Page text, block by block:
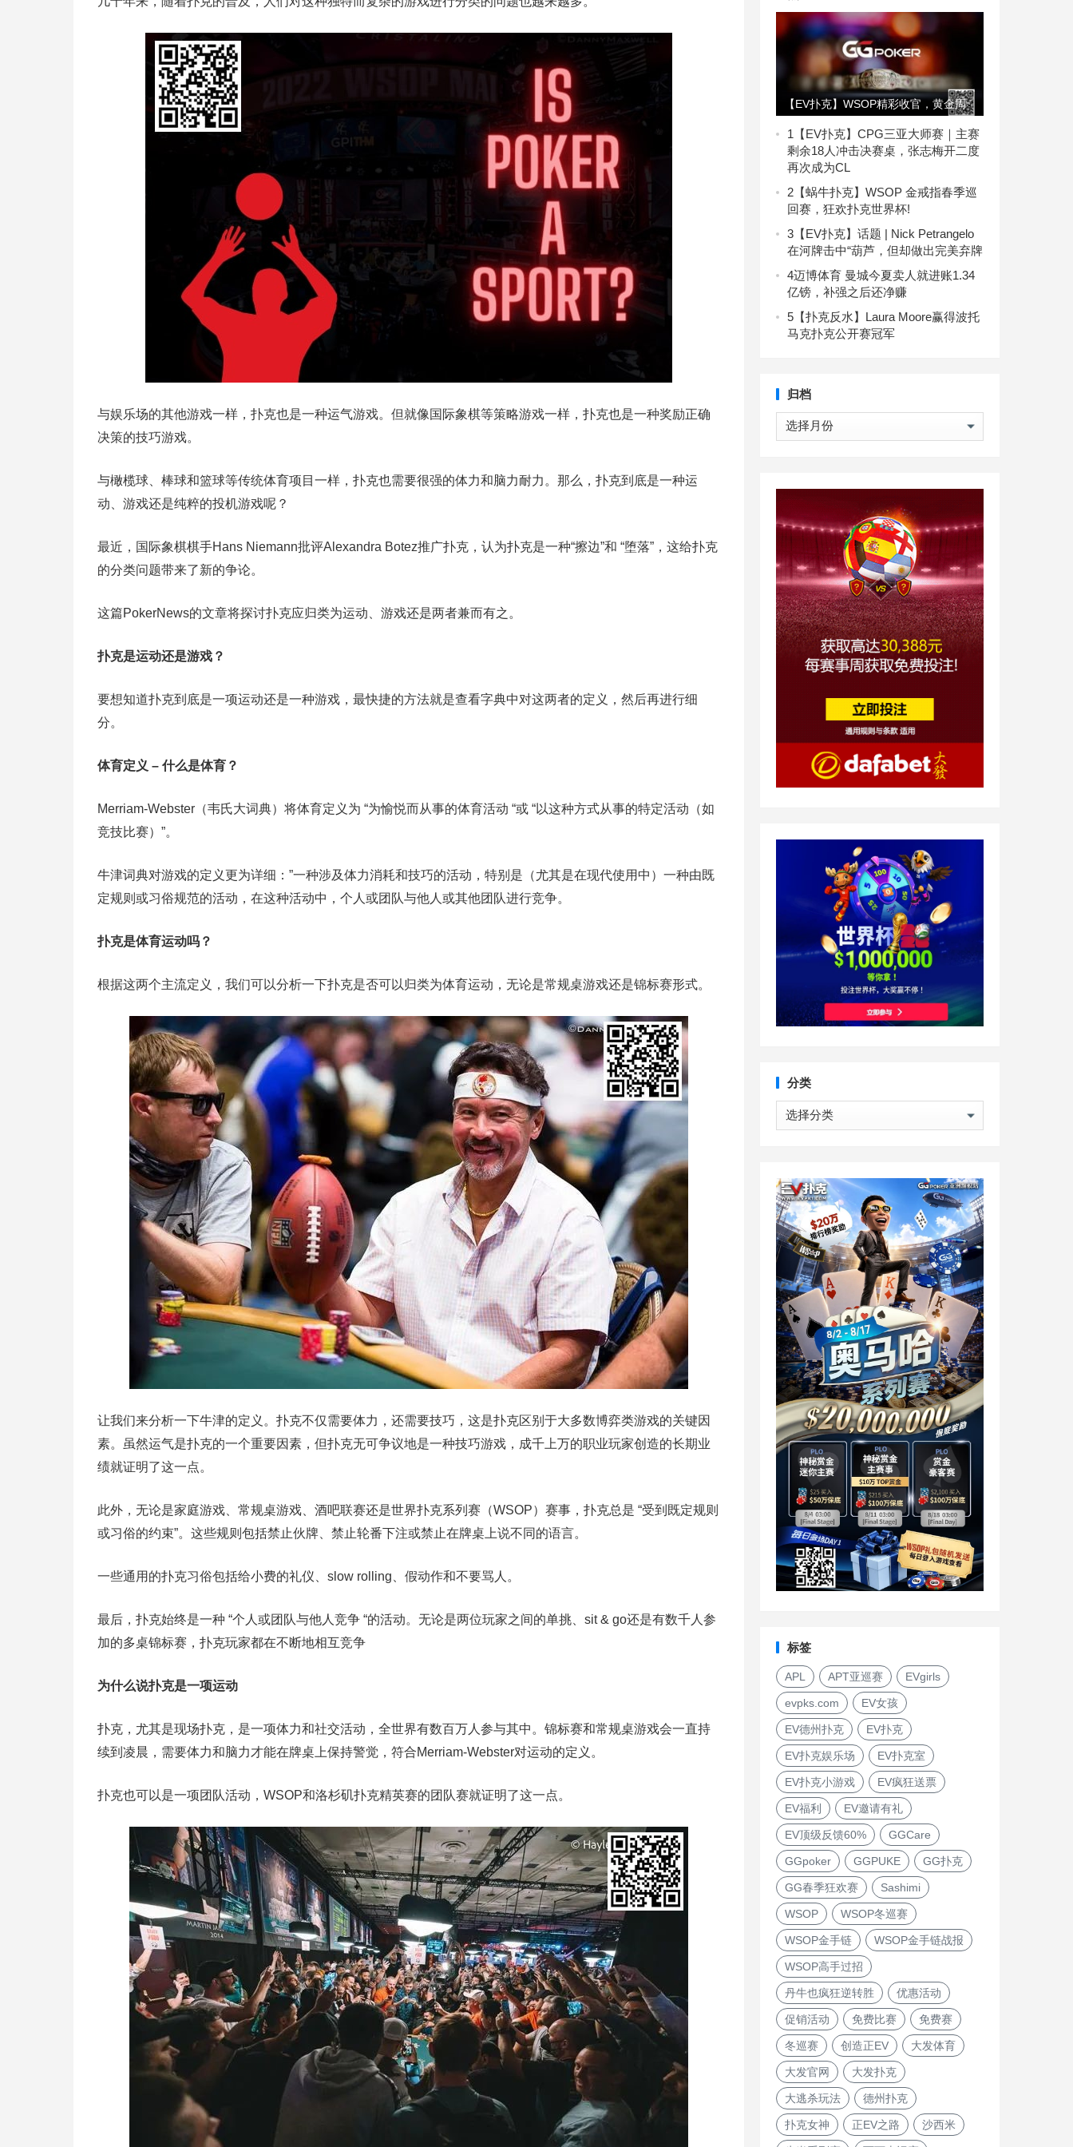
与娱乐场的其他游戏一样，扑克也是一种运气游戏。但就像国际象棋等策略游戏一样，扑克也是一种奖励正确
决策的技巧游戏。
与橄榄球、棒球和篮球等传统体育项目一样，扑克也需要很强的体力和脑力耐力。那么，扑克到底是一种运
动、游戏还是纯粹的投机游戏呢？
最近，国际象棋棋手Hans Niemann批评Alexandra Botez推广扑克，认为扑克是一种“擦边”和 “堕落”，这给扑克
的分类问题带来了新的争论。
这篇PokerNews的文章将探讨扑克应归类为运动、游戏还是两者兼而有之。
扑克是运动还是游戏？
要想知道扑克到底是一项运动还是一种游戏，最快捷的方法就是查看字典中对这两者的定义，然后再进行细
分。
体育定义 – 什么是体育？
Merriam-Webster（韦氏大词典）将体育定义为 “为愉悦而从事的体育活动 “或 “以这种方式从事的特定活动（如
竞技比赛）”。
牛津词典对游戏的定义更为详细：”一种涉及体力消耗和技巧的活动，特别是（尤其是在现代使用中）一种由既
定规则或习俗规范的活动，在这种活动中，个人或团队与他人或其他团队进行竞争。
扑克是体育运动吗？
根据这两个主流定义，我们可以分析一下扑克是否可以归类为体育运动，无论是常规桌游戏还是锦标赛形式。
让我们来分析一下牛津的定义。扑克不仅需要体力，还需要技巧，这是扑克区别于大多数博弈类游戏的关键因
素。虽然运气是扑克的一个重要因素，但扑克无可争议地是一种技巧游戏，成千上万的职业玩家创造的长期业
绩就证明了这一点。
此外，无论是家庭游戏、常规桌游戏、酒吧联赛还是世界扑克系列赛（WSOP）赛事，扑克总是 “受到既定规则
或习俗的约束”。这些规则包括禁止伙牌、禁止轮番下注或禁止在牌桌上说不同的语言。
一些通用的扑克习俗包括给小费的礼仪、slow rolling、假动作和不要骂人。
最后，扑克始终是一种 “个人或团队与他人竞争 “的活动。无论是两位玩家之间的单挑、sit & go还是有数千人参
加的多桌锦标赛，扑克玩家都在不断地相互竞争
为什么说扑克是一项运动
扑克，尤其是现场扑克，是一项体力和社交活动，全世界有数百万人参与其中。锦标赛和常规桌游戏会一直持
续到凌晨，需要体力和脑力才能在牌桌上保持警觉，符合Merriam-Webster对运动的定义。
扑克也可以是一项团队活动，WSOP和洛杉矶扑克精英赛的团队赛就证明了这一点。
【EV扑克】WSOP精彩收官，黄金周
“国人专属”赛事激情登场，邀您一同
“Phone起来”
1 【EV扑克】CPG三亚大师赛｜主赛
剩余18人冲击决赛桌，张志梅开二度
再次成为CL
2 【蜗牛扑克】WSOP 金戒指春季巡
回赛，狂欢扑克世界杯!
3 【EV扑克】话题 | Nick Petrangelo
在河牌击中“葫芦，但却做出完美弃牌
4迈博体育 曼城今夏卖人就进账1.34
亿镑，补强之后还净赚
5 【扑克反水】Laura Moore赢得波托
马克扑克公开赛冠军
归档
归
分类
分
类
标签
APL APT亚巡赛 EVgirls
evpks.com EV女孩
EV德州扑克 EV扑克
EV扑克娱乐场 EV扑克室
EV扑克小游戏 EV疯狂送票
EV福利 EV邀请有礼
EV顶级反馈60% GGCare
GGpoker GGPUKE GG扑克
GG春季狂欢赛 Sashimi
WSOP WSOP冬巡赛
WSOP金手链 WSOP金手链战报
WSOP高手过招
丹牛也疯狂逆转胜 优惠活动
促销活动 免费比赛 免费赛
冬巡赛 创造正EV 大发体育
大发官网 大发扑克
大逃杀玩法 德州扑克
扑克女神 正EV之路 沙西米